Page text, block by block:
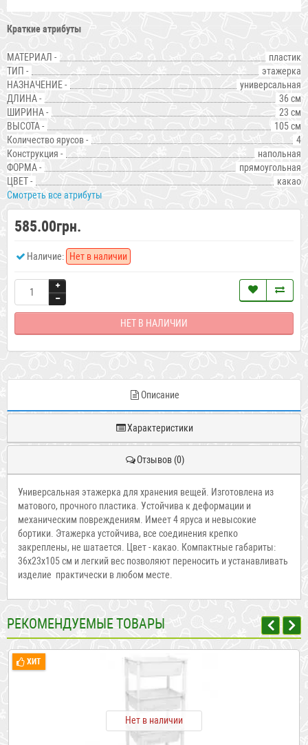
Краткие атрибуты
МАТЕРИАЛ -
пластик
ТИП -
этажерка
НАЗНАЧЕНИЕ -
универсальная
ДЛИНА -
36 см
ШИРИНА -
23 см
ВЫСОТА -
105 см
Количество ярусов -
4
Конструкция -
напольная
ФОРМА -
прямоугольная
ЦВЕТ -
какао
Смотреть все атрибуты
585.00грн.
Наличие: Нет в наличии
НЕТ В НАЛИЧИИ
Описание
Характеристики
Отзывов (0)
Универсальная этажерка для хранения вещей. Изготовлена из
матового, прочного пластика. Устойчива к деформации и
механическим повреждениям. Имеет 4 яруса и невысокие
бортики. Этажерка устойчива, все соединения крепко
закреплены, не шатается. Цвет - какао. Компактные габариты:
36х23х105 см и легкий вес позволяют переносить и устанавливать
изделие практически в любом месте.
РЕКОМЕНДУЕМЫЕ ТОВАРЫ
ХИТ
Нет в наличии